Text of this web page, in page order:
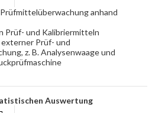
anhand
Prüf- und Kalibriermitteln
Prüf- und
z. B. Analysenwaage und
Auswertung